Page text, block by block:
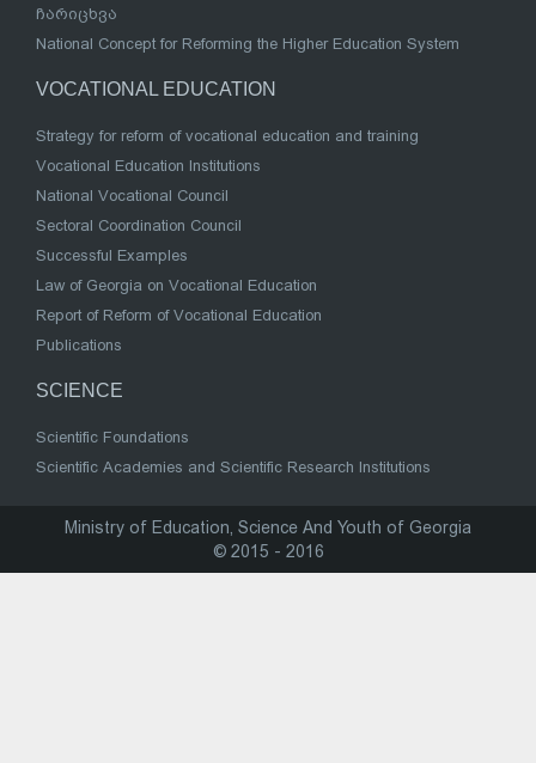
ჩარიცხვა
National Concept for Reforming the Higher Education System
VOCATIONAL EDUCATION
Strategy for reform of vocational education and training
Vocational Education Institutions
National Vocational Council
Sectoral Coordination Council
Successful Examples
Law of Georgia on Vocational Education
Report of Reform of Vocational Education
Publications
SCIENCE
Scientific Foundations
Scientific Academies and Scientific Research Institutions
Ministry of Education, Science And Youth of Georgia
© 2015 - 2016